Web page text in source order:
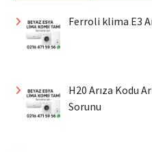
Ferroli klima E3
H20 Arıza Kodu
Sorunu